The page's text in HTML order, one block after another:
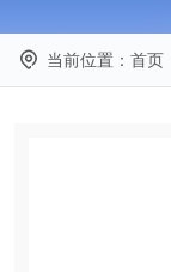
当前位置： 首页